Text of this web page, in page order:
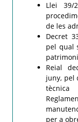
Llei 39/
de les
Decret
pel qual
Reial
juny, pel
per a